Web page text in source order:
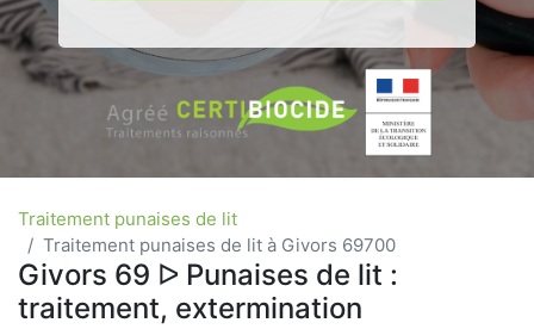
Traitement punaises de lit
Traitement punaises de lit à Givors 69700
Givors 69 ᐅ Punaises de lit :
traitement, extermination